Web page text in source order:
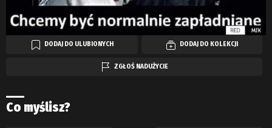
DODAJ DO ULUBIONYCH DODAJ DO KOLEKCJI
ZGŁOŚ NADUŻYCIE
Co myślisz?